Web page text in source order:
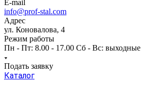
E-mail
info@prof-stal.com
Адрес
ул. Коновалова, 4
Режим работы
Пн - Пт: 8.00 - 17.00 Сб - Вс: выходные
Подать заявку
Каталог